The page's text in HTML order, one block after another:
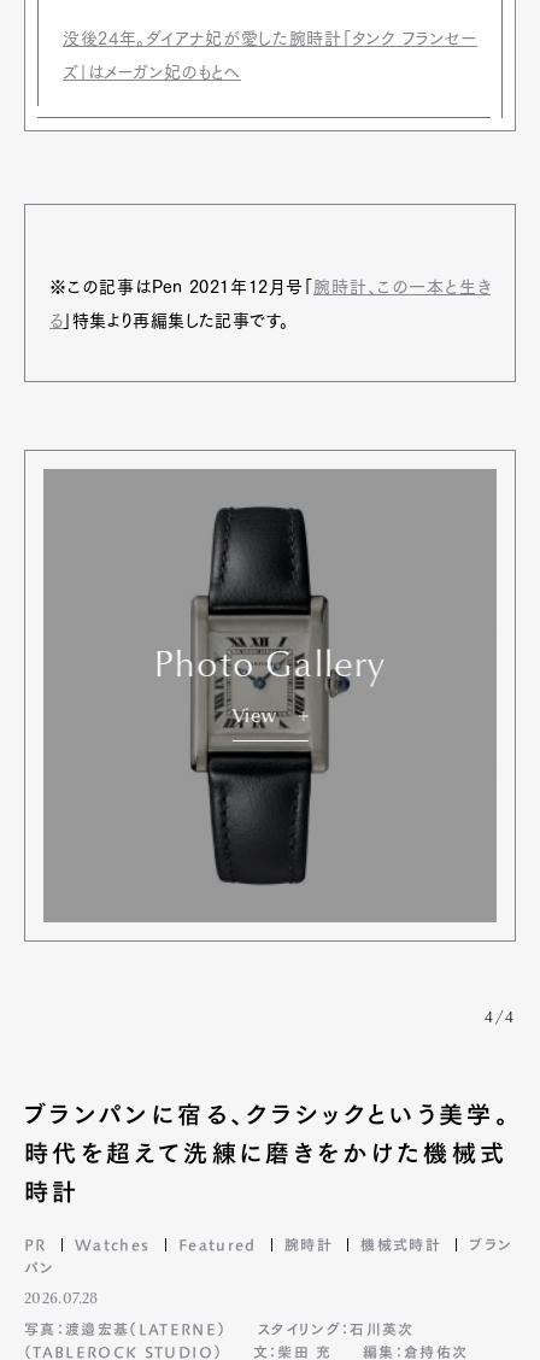
没後24年。ダイアナ妃が愛した腕時計「タンク フランセー
ズ」はメーガン妃のもとへ
※この記事はPen 2021年12月号「 腕時計、この一本と生き
る 」特集より再編集した記事です。
Photo Gallery
View
4/4
ブランパンに宿る、クラシックという美学。
時代を超えて洗練に磨きをかけた機械式
時計
PR Watches Featured 腕時計 機械式時計
ブラン
パン
2026.07.28
写真：渡邉宏基（LATERNE）
スタイリング：石川英次
（TABLEROCK STUDIO）
文：柴田 充 編集：倉持佑次